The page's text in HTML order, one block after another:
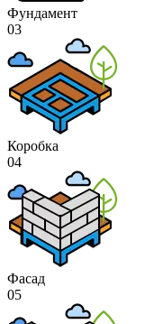
Фундамент
03
Коробка
04
Фасад
05